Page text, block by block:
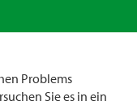
Problems
Sie es in ein